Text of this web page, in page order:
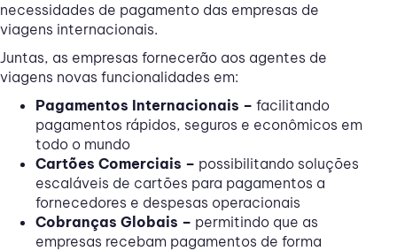
necessidades de pagamento das empresas de
viagens internacionais.
Juntas, as empresas fornecerão aos agentes de
viagens novas funcionalidades em:
Pagamentos Internacionais – facilitando
pagamentos rápidos, seguros e econômicos em
todo o mundo
Cartões Comerciais – possibilitando soluções
escaláveis de cartões para pagamentos a
fornecedores e despesas operacionais
Cobranças Globais – permitindo que as
empresas recebam pagamentos de forma